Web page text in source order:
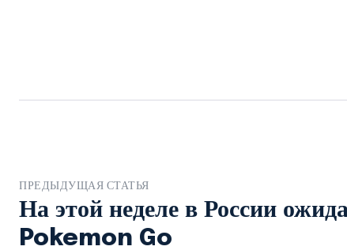
ПРЕДЫДУЩАЯ СТАТЬЯ
На этой неделе в России
Pokemon Go